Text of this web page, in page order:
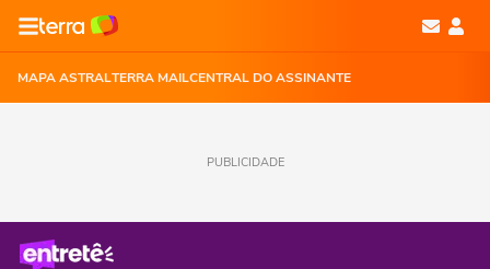
MAPA ASTRALTERRA MAILCENTRAL DO ASSINANTE
PUBLICIDADE